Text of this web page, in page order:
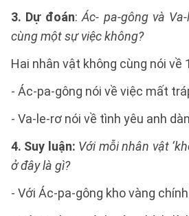
3. Dự đoán:Ác- pa-gông và
cùng một sự việc không?
Hai nhân vật không cùng nói về
- Ác-pa-gông nói về việc mất
- Va-le-rơ nói về tình yêu anh
4. Suy luận: Với mỗi nhân vật
ở đây là gì?
- Với Ác-pa-gông kho vàng